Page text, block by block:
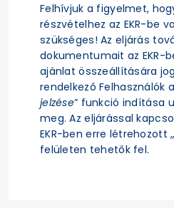
Felhívjuk a figyelmet,
részvételhez az EKR-be
szükséges! Az eljárás
dokumentumait az EKR-
ajánlat összeállítására
rendelkező Felhasználók
jelzése” funkció indítása
meg. Az eljárással
EKR-ben erre létrehozott „
felületen tehetők fel.